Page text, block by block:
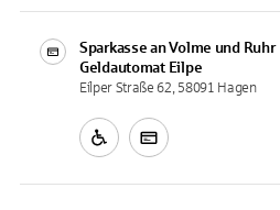
Sparkasse an Volme und Ruhr
Geldautomat Eilpe
Eilper Straße 62, 58091 Hagen